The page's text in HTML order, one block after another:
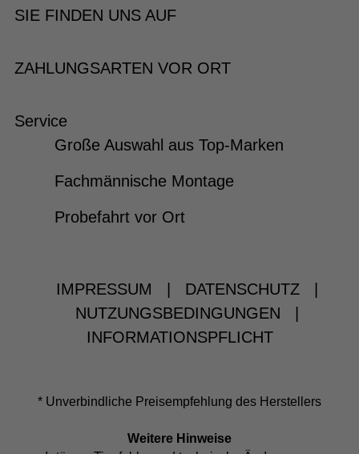
SIE FINDEN UNS AUF
ZAHLUNGSARTEN VOR ORT
Service
Große Auswahl aus Top-Marken
Fachmännische Montage
Probefahrt vor Ort
IMPRESSUM DATENSCHUTZ
NUTZUNGSBEDINGUNGEN
INFORMATIONSPFLICHT
* Unverbindliche Preisempfehlung des Herstellers
Weitere Hinweise